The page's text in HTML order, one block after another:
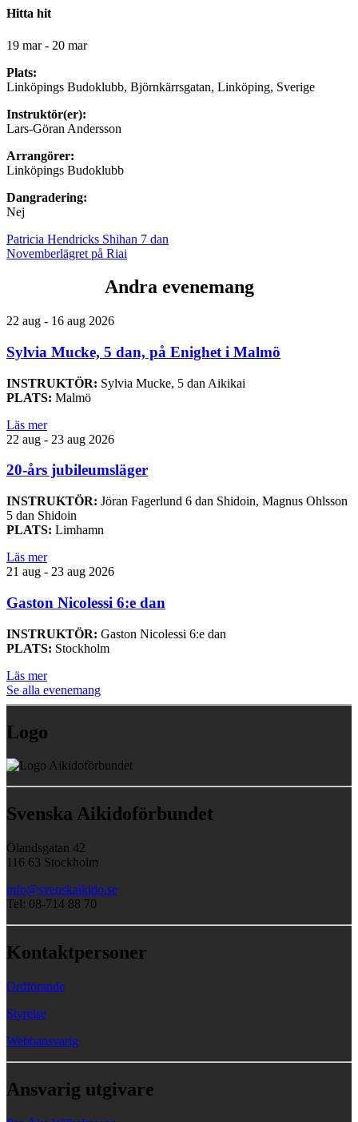
Hitta hit
19 mar - 20 mar
Plats:
Linköpings Budoklubb, Björnkärrsgatan, Linköping, Sverige
Instruktör(er):
Lars-Göran Andersson
Arrangörer:
Linköpings Budoklubb
Dangradering:
Nej
Patricia Hendricks Shihan 7 dan
Novemberlägret på Riai
Andra evenemang
22 aug - 16 aug 2026
Sylvia Mucke, 5 dan, på Enighet i Malmö
INSTRUKTÖR: Sylvia Mucke, 5 dan Aikikai
PLATS: Malmö
Läs mer
22 aug - 23 aug 2026
20-års jubileumsläger
INSTRUKTÖR: Jöran Fagerlund 6 dan Shidoin, Magnus Ohlsson
5 dan Shidoin
PLATS: Limhamn
Läs mer
21 aug - 23 aug 2026
Gaston Nicolessi 6:e dan
INSTRUKTÖR: Gaston Nicolessi 6:e dan
PLATS: Stockholm
Läs mer
Se alla evenemang
Logo
Svenska Aikidoförbundet
Ölandsgatan 42
116 63 Stockholm
info@svenskaikido.se
Tel: 08-714 88 70
Kontaktpersoner
Ordförande
Styrelse
Webbansvarig
Ansvarig utgivare